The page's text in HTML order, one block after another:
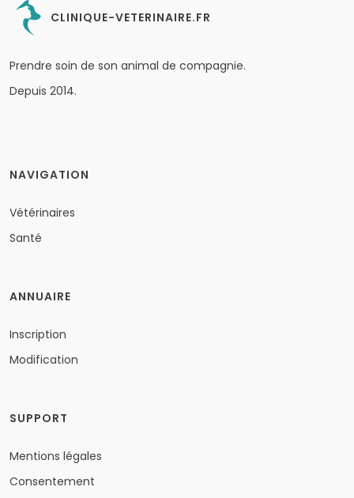
CLINIQUE-VETERINAIRE.FR
Prendre soin de son animal de compagnie.
Depuis 2014.
NAVIGATION
Vétérinaires
Santé
ANNUAIRE
Inscription
Modification
SUPPORT
Mentions légales
Consentement